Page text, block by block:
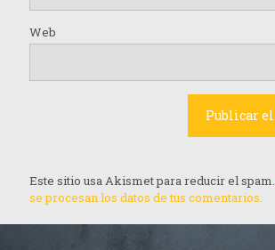
Web
Este sitio usa Akismet para reducir el spam.
se procesan los datos de tus comentarios.